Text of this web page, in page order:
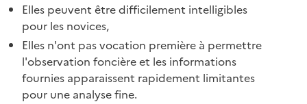
Elles peuvent être difficilement intelligibles
pour les novices,
Elles n'ont pas vocation première à permettre
l'observation foncière et les informations
fournies apparaissent rapidement limitantes
pour une analyse fine.